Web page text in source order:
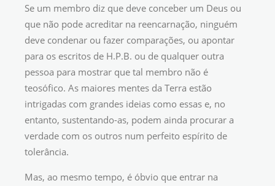
Se um membro diz que deve conceber um Deus ou
que não pode acreditar na reencarnação, ninguém
deve condenar ou fazer comparações, ou apontar
para os escritos de H.P.B. ou de qualquer outra
pessoa para mostrar que tal membro não é
teosófico. As maiores mentes da Terra estão
intrigadas com grandes ideias como essas e, no
entanto, sustentando-as, podem ainda procurar a
verdade com os outros num perfeito espírito de
tolerância.
Mas, ao mesmo tempo, é óbvio que entrar na